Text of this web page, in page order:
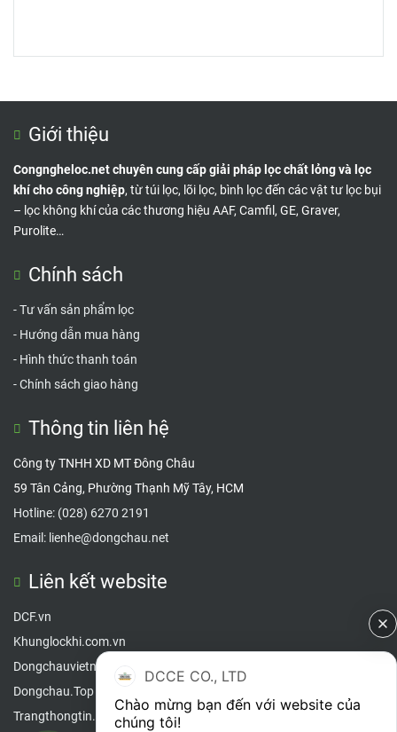
Giới thiệu
Congngheloc.net chuyên cung cấp giải pháp lọc chất lỏng và lọc
khí cho công nghiệp, từ túi lọc, lõi lọc, bình lọc đến các vật tư lọc bụi
– lọc không khí của các thương hiệu AAF, Camfil, GE, Graver,
Purolite…
Chính sách
-Tư vấn sản phẩm lọc
- Hướng dẫn mua hàng
- Hình thức thanh toán
-Chính sách giao hàng
Thông tin liên hệ
Công ty TNHH XD MT Đông Châu
59 Tân Cảng, Phường Thạnh Mỹ Tây, HCM
Hotline: (028) 6270 2191
Email: lienhe@dongchau.net
Liên kết website
DCF.vn
Khunglockhi.com.vn
Dongchauvietnam.com
Dongchau.Top
Trangthongtin.info
DCCE CO., LTD
Chào mừng bạn đến với website của
chúng tôi!